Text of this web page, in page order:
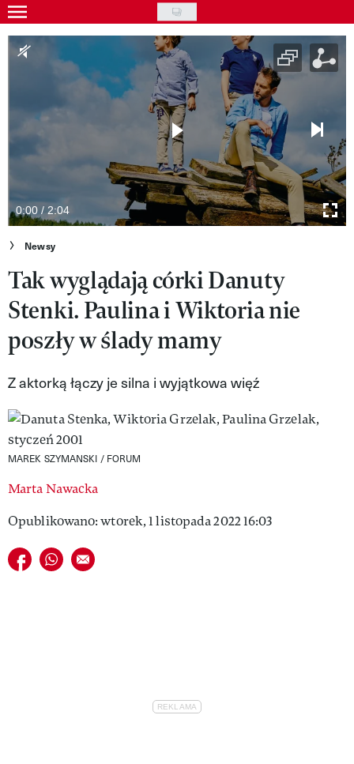
Skip
to
main
Gwiazdy
Uroda
Styl życia
Kultura
Wideo
Nasze akcje
VIVA!ART
VIVA!MODA
VIVA!PEOPLE POWER
0:00 / 2:04
Newsy
Tak wyglądają córki Danuty
Stenki. Paulina i Wiktoria nie
poszły w ślady mamy
Z aktorką łączy je silna i wyjątkowa więź
MAREK SZYMANSKI / FORUM
Marta Nawacka
Opublikowano: wtorek, 1 listopada 2022 16:03
Udostępnij na facebook
Udostępnij na whatsapp
E-mail do przyjaciela